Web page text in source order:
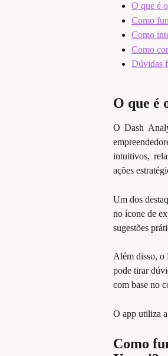
O que é
Como
Como
Como
Dúvidas
O que é
O Dash
intuitivos,
ações
Um dos
no ícone de
sugestões
Além disso, o
pode tirar
com base no
O app utiliza
Como